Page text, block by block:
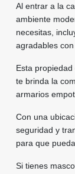
Al entrar a la
ambiente
necesitas,
agradables
Esta
te brinda la
armarios
Con una
seguridad y
para que
Si tienes